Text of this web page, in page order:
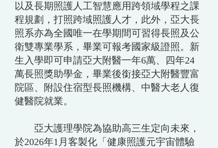
以及長期照護人工智慧應用跨領域學程之課
程規劃，打照跨域照護人才，此外，亞大長
照系亦為全國唯一在學期間可習得長照及公
衛雙專業學系，畢業可報考國家級證照。新
生入學即可申請亞大附醫一年6萬、四年24
萬長照獎助學金，畢業後銜接亞大附醫豐富
院區、附設住宿型長照機構、中醫大老人復
健醫院就業。
亞大護理學院為協助高三生定向未來，
於2026年1月客製化「健康照護元宇宙體驗